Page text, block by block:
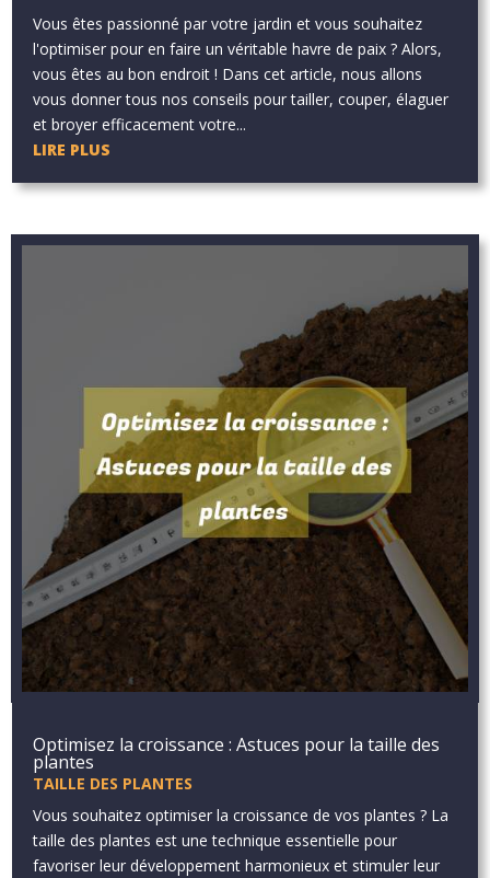
Vous êtes passionné par votre jardin et vous souhaitez
l'optimiser pour en faire un véritable havre de paix ? Alors,
vous êtes au bon endroit ! Dans cet article, nous allons
vous donner tous nos conseils pour tailler, couper, élaguer
et broyer efficacement votre...
LIRE PLUS
Optimisez la croissance : Astuces pour la taille des
plantes
TAILLE DES PLANTES
Vous souhaitez optimiser la croissance de vos plantes ? La
taille des plantes est une technique essentielle pour
favoriser leur développement harmonieux et stimuler leur